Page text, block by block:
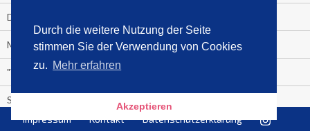
Durch die weitere Nutzung der Seite
stimmen Sie der Verwendung von Cookies
zu. Mehr erfahren
Akzeptieren
Das beliebteste Tatort-Duo ist?
Media Control: Friday-Greta
"Viva la Vagina!" oder "Kamasutra Workout":
Senna Gammour erhält Spitzenfeder für meistverkauftes Buch
Heute ist Welttag des Buches!
Impressum Kontakt Datenschutzerklärung